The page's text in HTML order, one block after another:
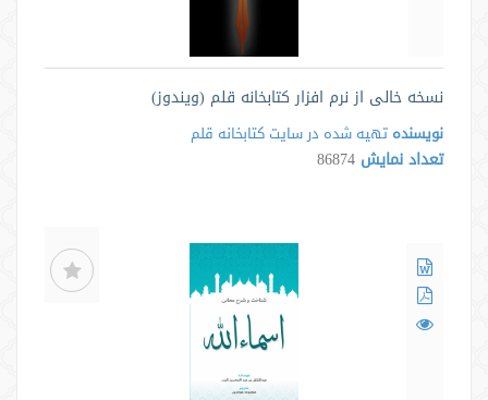
نسخه خالی از نرم افزار کتابخانه قلم (ویندوز)
نویسنده تهیه شده در سایت كتابخانه قلم
تعداد نمایش 86874